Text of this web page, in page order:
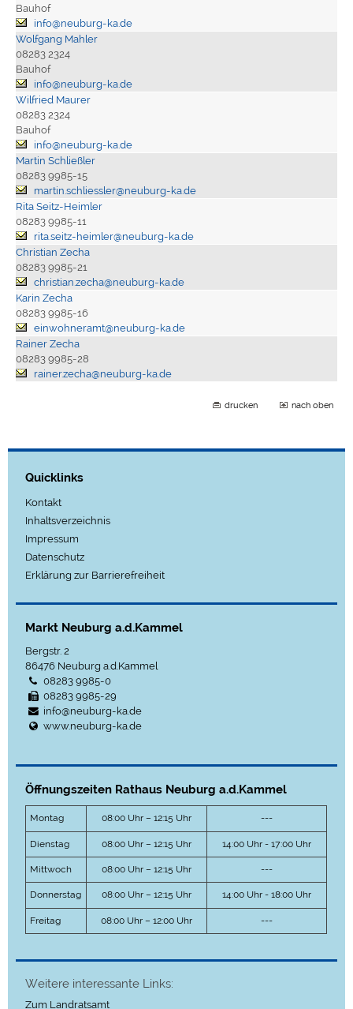
Bauhof
info@neuburg-ka.de
Wolfgang Mahler
08283 2324
Bauhof
info@neuburg-ka.de
Wilfried Maurer
08283 2324
Bauhof
info@neuburg-ka.de
Martin Schließler
08283 9985-15
martin.schliessler@neuburg-ka.de
Rita Seitz-Heimler
08283 9985-11
rita.seitz-heimler@neuburg-ka.de
Christian Zecha
08283 9985-21
christian.zecha@neuburg-ka.de
Karin Zecha
08283 9985-16
einwohneramt@neuburg-ka.de
Rainer Zecha
08283 9985-28
rainer.zecha@neuburg-ka.de
drucken nach oben
Quicklinks
Kontakt
Inhaltsverzeichnis
Impressum
Datenschutz
Erklärung zur Barrierefreiheit
Markt Neuburg a.d.Kammel
Bergstr. 2
86476 Neuburg a.d.Kammel
08283 9985-0
08283 9985-29
info@neuburg-ka.de
www.neuburg-ka.de
Öffnungszeiten Rathaus Neuburg a.d.Kammel
Montag 08:00 Uhr – 12:15 Uhr ---
Dienstag 08:00 Uhr – 12:15 Uhr 14:00 Uhr - 17:00 Uhr
Mittwoch 08:00 Uhr – 12:15 Uhr ---
Donnerstag 08:00 Uhr – 12:15 Uhr 14:00 Uhr - 18:00 Uhr
Freitag 08:00 Uhr – 12:00 Uhr ---
Weitere interessante Links:
Zum Landratsamt